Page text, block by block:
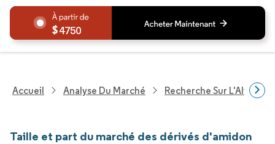
4750
Accueil Analyse Du Marché Recherche Sur
Taille et part du marché des dérivés d'amidon